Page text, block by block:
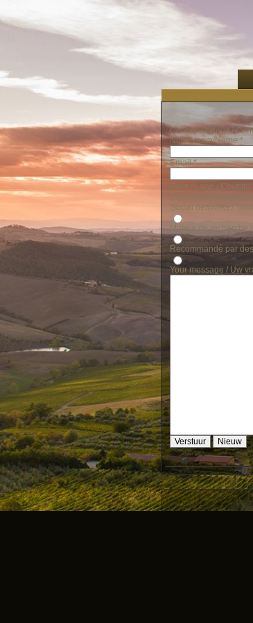
Contactez-nous /
Nom/Naam/Name *
Email*
Pays / Land / Country
Comment nous
Social networks /
Moteur de recherche
Recommandé par
Your message / Uw